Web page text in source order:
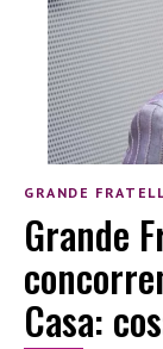
GRANDE
Grande
Casa: